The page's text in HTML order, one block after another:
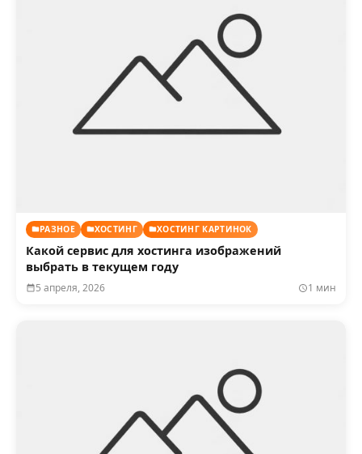
РАЗНОЕ ХОСТИНГ ХОСТИНГ КАРТИНОК
Какой сервис для хостинга изображений
выбрать в текущем году
5 апреля, 2026 1 мин